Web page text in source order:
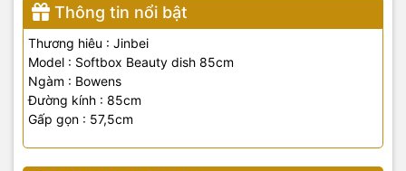
Thông tin nổi bật
Thương hiêu : Jinbei
Model : Softbox Beauty dish 85cm
Ngàm : Bowens
Đường kính : 85cm
Gấp gọn : 57,5cm